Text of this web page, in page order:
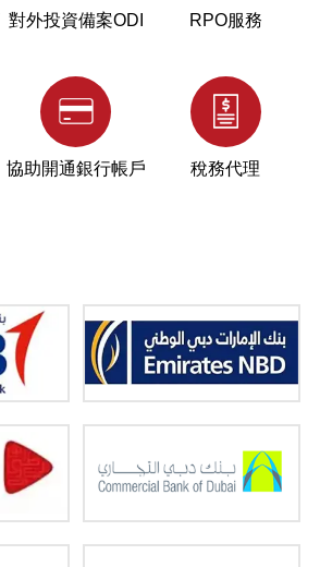
對外投資備案ODI RPO服務
協助開通銀行帳戶 稅務代理